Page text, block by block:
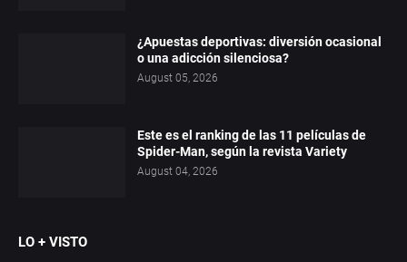
¿Apuestas deportivas: diversión ocasional
o una adicción silenciosa?
August 05, 2026
Este es el ranking de las 11 películas de
Spider-Man, según la revista Variety
August 04, 2026
LO + VISTO